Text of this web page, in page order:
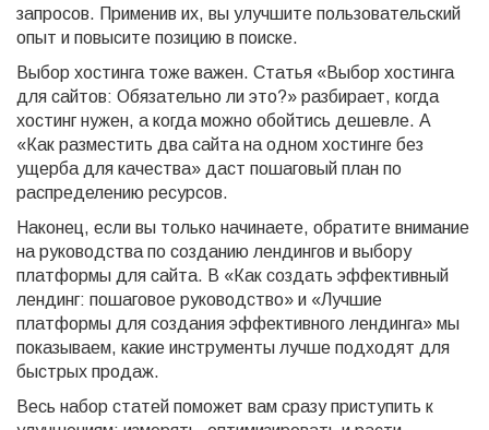
запросов. Применив их, вы улучшите пользовательский
опыт и повысите позицию в поиске.
Выбор хостинга тоже важен. Статья «Выбор хостинга
для сайтов: Обязательно ли это?» разбирает, когда
хостинг нужен, а когда можно обойтись дешевле. А
«Как разместить два сайта на одном хостинге без
ущерба для качества» даст пошаговый план по
распределению ресурсов.
Наконец, если вы только начинаете, обратите внимание
на руководства по созданию лендингов и выбору
платформы для сайта. В «Как создать эффективный
лендинг: пошаговое руководство» и «Лучшие
платформы для создания эффективного лендинга» мы
показываем, какие инструменты лучше подходят для
быстрых продаж.
Весь набор статей поможет вам сразу приступить к